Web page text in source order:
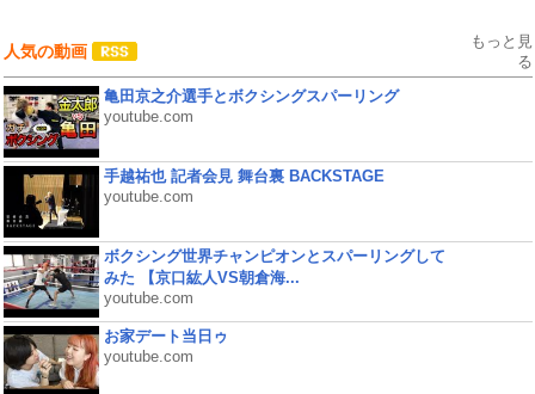
人気の動画
もっと見
る
亀田京之介選手とボクシングスパーリング
youtube.com
手越祐也 記者会見 舞台裏 BACKSTAGE
youtube.com
ボクシング世界チャンピオンとスパーリングして
みた 【京口紘人VS朝倉海...
youtube.com
お家デート当日ゥ
youtube.com